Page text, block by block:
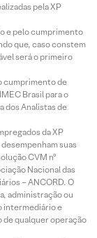
pela XP
e pelo cumprimento
que, caso constem
será o primeiro
cumprimento de
Brasil para o
dos Analistas de
da XP
suas
CVM nº
Nacional das
– ANCORD. O
administração ou
intermediário e
de qualquer operação